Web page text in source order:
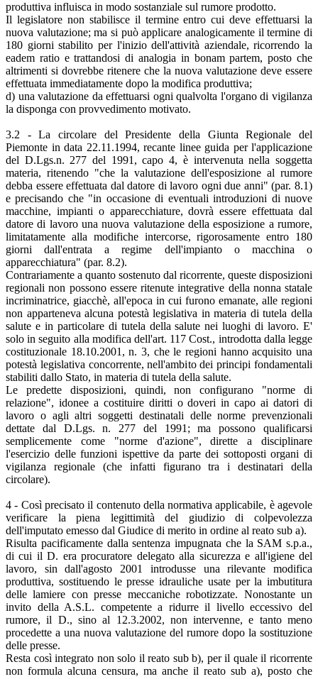
produttiva influisca in modo sostanziale sul rumore prodotto.
Il legislatore non stabilisce il termine entro cui deve effettuarsi la
nuova valutazione; ma si può applicare analogicamente il termine di
180 giorni stabilito per l'inizio dell'attività aziendale, ricorrendo la
eadem ratio e trattandosi di analogia in bonam partem, posto che
altrimenti si dovrebbe ritenere che la nuova valutazione deve essere
effettuata immediatamente dopo la modifica produttiva;
d) una valutazione da effettuarsi ogni qualvolta l'organo di vigilanza
la disponga con provvedimento motivato.
3.2 - La circolare del Presidente della Giunta Regionale del
Piemonte in data 22.11.1994, recante linee guida per l'applicazione
del D.Lgs.n. 277 del 1991, capo 4, è intervenuta nella soggetta
materia, ritenendo "che la valutazione dell'esposizione al rumore
debba essere effettuata dal datore di lavoro ogni due anni" (par. 8.1)
e precisando che "in occasione di eventuali introduzioni di nuove
macchine, impianti o apparecchiature, dovrà essere effettuata dal
datore di lavoro una nuova valutazione della esposizione a rumore,
limitatamente alla modifiche intercorse, rigorosamente entro 180
giorni dall'entrata a regime dell'impianto o macchina o
apparecchiatura" (par. 8.2).
Contrariamente a quanto sostenuto dal ricorrente, queste disposizioni
regionali non possono essere ritenute integrative della nonna statale
incriminatrice, giacchè, all'epoca in cui furono emanate, alle regioni
non apparteneva alcuna potestà legislativa in materia di tutela della
salute e in particolare di tutela della salute nei luoghi di lavoro. E'
solo in seguito alla modifica dell'art. 117 Cost., introdotta dalla legge
costituzionale 18.10.2001, n. 3, che le regioni hanno acquisito una
potestà legislativa concorrente, nell'ambito dei principi fondamentali
stabiliti dallo Stato, in materia di tutela della salute.
Le predette disposizioni, quindi, non configurano "norme di
relazione", idonee a costituire diritti o doveri in capo ai datori di
lavoro o agli altri soggetti destinatali delle norme prevenzionali
dettate dal D.Lgs. n. 277 del 1991; ma possono qualificarsi
semplicemente come "norme d'azione", dirette a disciplinare
l'esercizio delle funzioni ispettive da parte dei sottoposti organi di
vigilanza regionale (che infatti figurano tra i destinatari della
circolare).
4 - Così precisato il contenuto della normativa applicabile, è agevole
verificare la piena legittimità del giudizio di colpevolezza
dell'imputato emesso dal Giudice di merito in ordine al reato sub a).
Risulta pacificamente dalla sentenza impugnata che la SAM s.p.a.,
di cui il D. era procuratore delegato alla sicurezza e all'igiene del
lavoro, sin dall'agosto 2001 introdusse una rilevante modifica
produttiva, sostituendo le presse idrauliche usate per la imbutitura
delle lamiere con presse meccaniche robotizzate. Nonostante un
invito della A.S.L. competente a ridurre il livello eccessivo del
rumore, il D., sino al 12.3.2002, non intervenne, e tanto meno
procedette a una nuova valutazione del rumore dopo la sostituzione
delle presse.
Resta così integrato non solo il reato sub b), per il quale il ricorrente
non formula alcuna censura, ma anche il reato sub a), posto che